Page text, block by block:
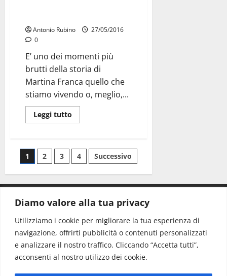
Diamo valore alla tua privacy
Utilizziamo i cookie per migliorare la tua esperienza di
navigazione, offrirti pubblicità o contenuti personalizzati
e analizzare il nostro traffico. Cliccando “Accetta tutti”,
acconsenti al nostro utilizzo dei cookie.
Antonio Rubino
27/05/2016
0
E’ uno dei momenti più
brutti della storia di
Martina Franca quello che
stiamo vivendo o, meglio,...
Leggi tutto
1 2 3 4 Successivo
CONTATTI.
Redazione: redazione@www.martinasera.it
Direttore:direttore@www.martinasera.it
Info & Commerciale:info@www.martinasera.it